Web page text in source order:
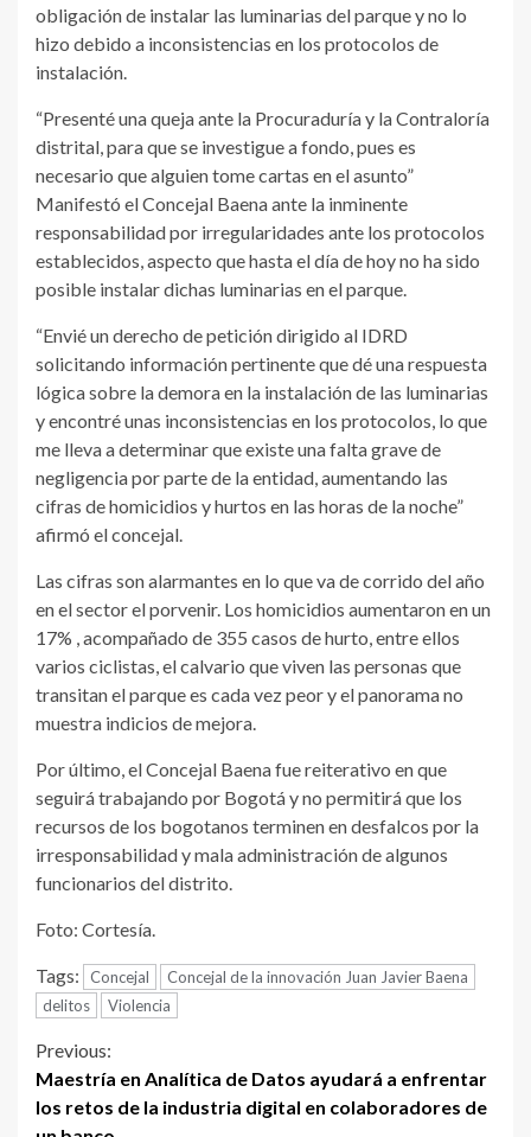
obligación de instalar las luminarias del parque y no lo
hizo debido a inconsistencias en los protocolos de
instalación.
“Presenté una queja ante la Procuraduría y la Contraloría
distrital, para que se investigue a fondo, pues es
necesario que alguien tome cartas en el asunto”
Manifestó el Concejal Baena ante la inminente
responsabilidad por irregularidades ante los protocolos
establecidos, aspecto que hasta el día de hoy no ha sido
posible instalar dichas luminarias en el parque.
“Envié un derecho de petición dirigido al IDRD
solicitando información pertinente que dé una respuesta
lógica sobre la demora en la instalación de las luminarias
y encontré unas inconsistencias en los protocolos, lo que
me lleva a determinar que existe una falta grave de
negligencia por parte de la entidad, aumentando las
cifras de homicidios y hurtos en las horas de la noche”
afirmó el concejal.
Las cifras son alarmantes en lo que va de corrido del año
en el sector el porvenir. Los homicidios aumentaron en un
17% , acompañado de 355 casos de hurto, entre ellos
varios ciclistas, el calvario que viven las personas que
transitan el parque es cada vez peor y el panorama no
muestra indicios de mejora.
Por último, el Concejal Baena fue reiterativo en que
seguirá trabajando por Bogotá y no permitirá que los
recursos de los bogotanos terminen en desfalcos por la
irresponsabilidad y mala administración de algunos
funcionarios del distrito.
Foto: Cortesía.
Tags: Concejal
Concejal de la innovación Juan Javier Baena
delitos
Violencia
Continue
Reading
Previous:
Maestría en Analítica de Datos ayudará a enfrentar
los retos de la industria digital en colaboradores de